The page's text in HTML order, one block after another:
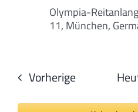
Olympia-
11, München,
Vorherige